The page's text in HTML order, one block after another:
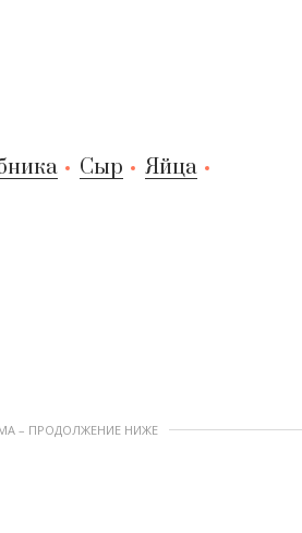
Сыр
Яйца
– ПРОДОЛЖЕНИЕ НИЖЕ